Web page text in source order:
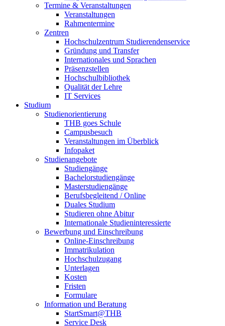
Termine & Veranstaltungen
Veranstaltungen
Rahmentermine
Zentren
Hochschulzentrum Studierendenservice
Gründung und Transfer
Internationales und Sprachen
Präsenzstellen
Hochschulbibliothek
Qualität der Lehre
IT Services
Studium
Studienorientierung
THB goes Schule
Campusbesuch
Veranstaltungen im Überblick
Infopaket
Studienangebote
Studiengänge
Bachelorstudiengänge
Masterstudiengänge
Berufsbegleitend / Online
Duales Studium
Studieren ohne Abitur
Internationale Studieninteressierte
Bewerbung und Einschreibung
Online-Einschreibung
Immatrikulation
Hochschulzugang
Unterlagen
Kosten
Fristen
Formulare
Information und Beratung
StartSmart@THB
Service Desk